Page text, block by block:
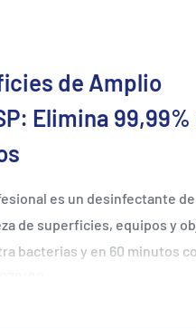
de Amplio
Elimina 99,99%
es un desinfectante de
de superficies, equipos y
bacterias y en 60 minutos